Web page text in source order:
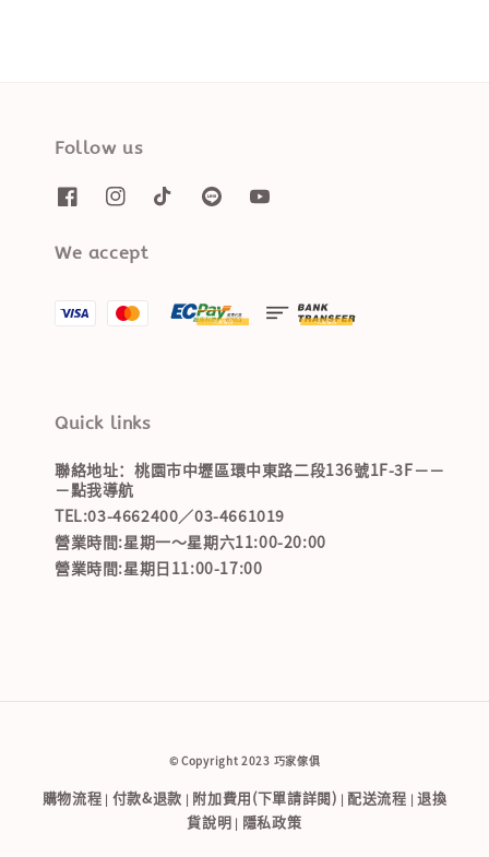
Follow us
We accept
Quick links
聯絡地址：桃園市中壢區環中東路二段136號1F-3F－－
－點我導航
TEL:03-4662400／03-4661019
營業時間:星期一～星期六11:00-20:00
營業時間:星期日11:00-17:00
© Copyright 2023 巧家傢俱
購物流程 | 付款&退款 | 附加費用(下單請詳閱) | 配送流程 | 退換
貨說明 | 隱私政策